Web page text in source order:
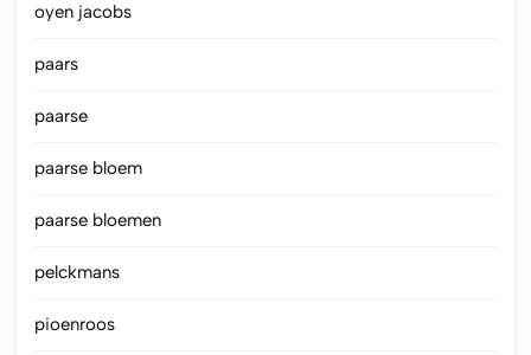
oyen jacobs
paars
paarse
paarse bloem
paarse bloemen
pelckmans
pioenroos